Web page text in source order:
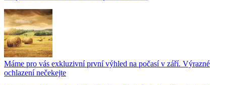
Máme pro vás exkluzivní první výhled na počasí v září. Výrazné
ochlazení nečekejte